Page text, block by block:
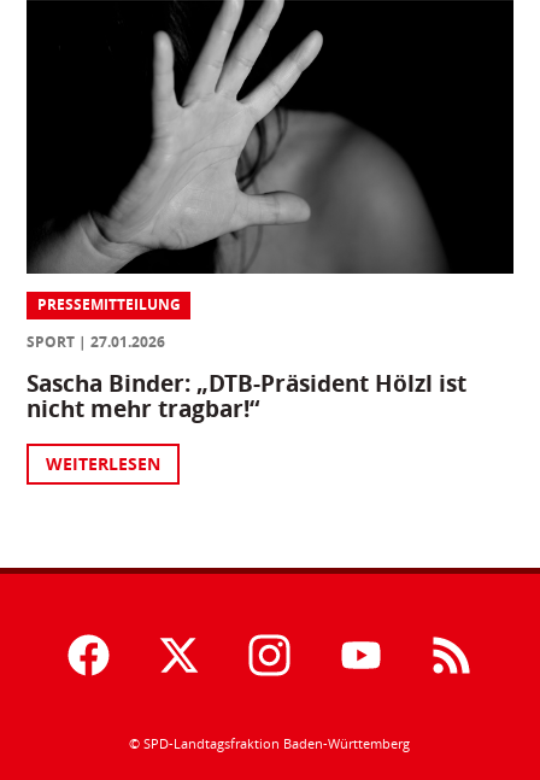
PRESSEMITTEILUNG
SPORT
27.01.2026
Sascha Binder: „DTB-Präsident Hölzl ist
nicht mehr tragbar!“
WEITERLESEN
© SPD-Landtagsfraktion Baden-Württemberg